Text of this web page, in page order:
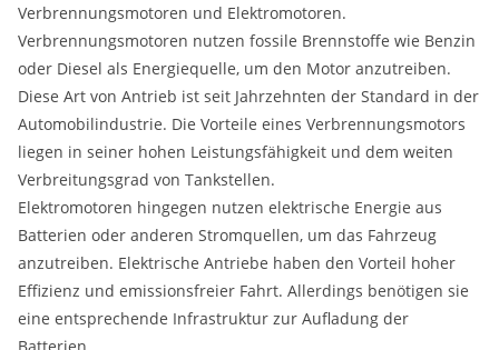
Verbrennungsmotoren und Elektromotoren.
Verbrennungsmotoren nutzen fossile Brennstoffe wie Benzin
oder Diesel als Energiequelle, um den Motor anzutreiben.
Diese Art von Antrieb ist seit Jahrzehnten der Standard in der
Automobilindustrie. Die Vorteile eines Verbrennungsmotors
liegen in seiner hohen Leistungsfähigkeit und dem weiten
Verbreitungsgrad von Tankstellen.
Elektromotoren hingegen nutzen elektrische Energie aus
Batterien oder anderen Stromquellen, um das Fahrzeug
anzutreiben. Elektrische Antriebe haben den Vorteil hoher
Effizienz und emissionsfreier Fahrt. Allerdings benötigen sie
eine entsprechende Infrastruktur zur Aufladung der